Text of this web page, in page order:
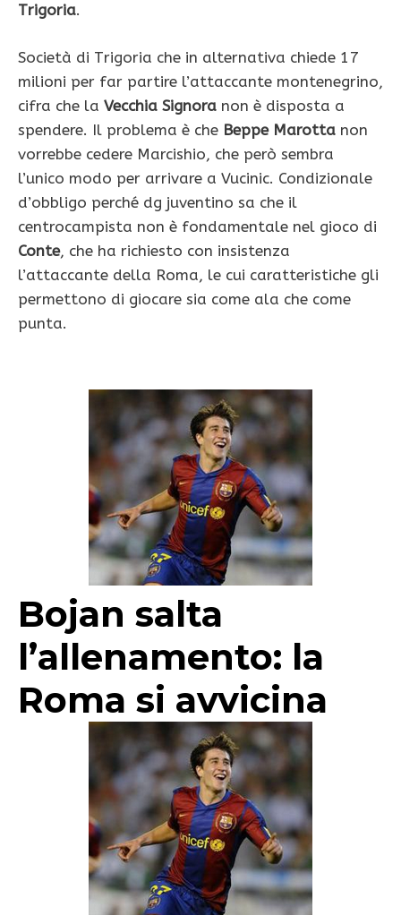
Trigoria.
Società di Trigoria che in alternativa chiede 17
milioni per far partire l’attaccante montenegrino,
cifra che la Vecchia Signora non è disposta a
spendere. Il problema è che Beppe Marotta non
vorrebbe cedere Marcishio, che però sembra
l’unico modo per arrivare a Vucinic. Condizionale
d’obbligo perché dg juventino sa che il
centrocampista non è fondamentale nel gioco di
Conte, che ha richiesto con insistenza
l’attaccante della Roma, le cui caratteristiche gli
permettono di giocare sia come ala che come
punta.
Bojan salta
l’allenamento: la
Roma si avvicina